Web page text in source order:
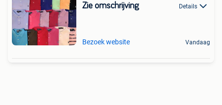
Zie omschrijving Details
Bezoek website Vandaag